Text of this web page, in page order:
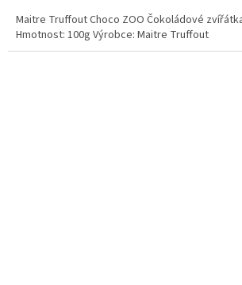
Maitre Truffout Choco ZOO Čokoládové
Hmotnost: 100g Výrobce: Maitre Truffout